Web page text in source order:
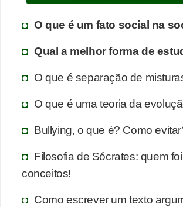
O que é um fato social na
Qual a melhor forma de
O que é separação de
O que é uma teoria da
Bullying, o que é? Como
Filosofia de Sócrates: quem
conceitos!
Como escrever um texto